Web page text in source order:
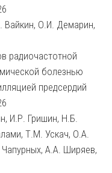
О.И. Демарин,
радиочастотной
болезнью
предсердий
И.Р. Гришин, Н.Б.
Т.М. Ускач, О.А.
А.А. Ширяев,